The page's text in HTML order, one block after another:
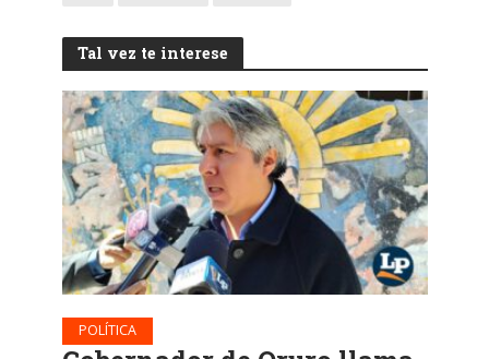
Tal vez te interese
POLÍTICA